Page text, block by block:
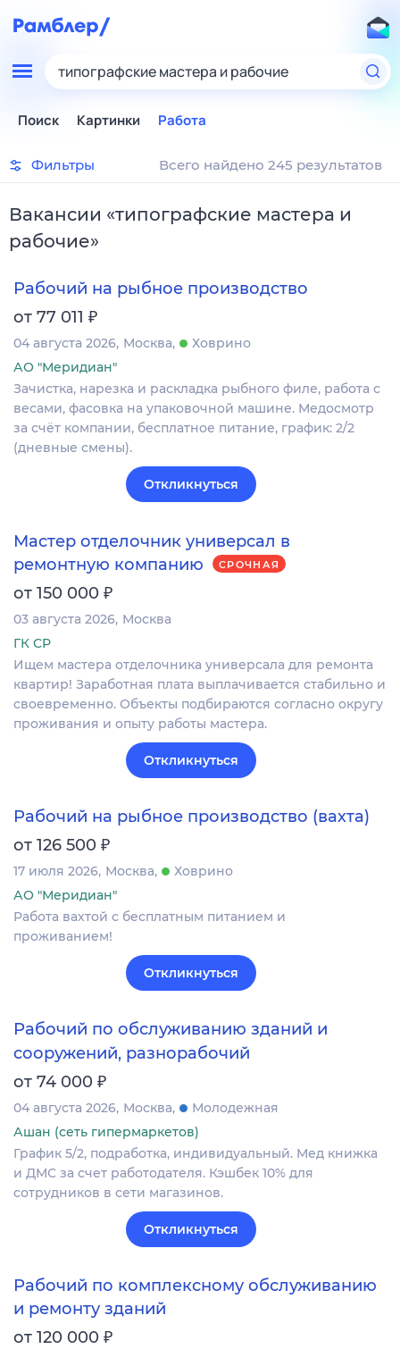
типографские мастера и рабочие
Поиск Картинки Работа
Фильтры Всего найдено 245 результатов
Вакансии «типографские мастера и
рабочие»
Рабочий на рыбное производство
от 77 011 ₽
04 августа 2026 Москва
Ховрино
АО "Меридиан"
Зачистка, нарезка и раскладка рыбного филе, работа с
весами, фасовка на упаковочной машине. Медосмотр
за счёт компании, бесплатное питание, график: 2/2
(дневные смены).
Откликнуться
Мастер отделочник универсал в
ремонтную компанию
СРОЧНАЯ
от 150 000 ₽
03 августа 2026 Москва
ГК СР
Ищем мастера отделочника универсала для ремонта
квартир! Заработная плата выплачивается стабильно и
своевременно. Объекты подбираются согласно округу
проживания и опыту работы мастера.
Откликнуться
Рабочий на рыбное производство (вахта)
от 126 500 ₽
17 июля 2026 Москва
Ховрино
АО "Меридиан"
Работа вахтой с бесплатным питанием и
проживанием!
Откликнуться
Рабочий по обслуживанию зданий и
сооружений, разнорабочий
от 74 000 ₽
04 августа 2026 Москва
Молодежная
Ашан (сеть гипермаркетов)
График 5/2, подработка, индивидуальный. Мед книжка
и ДМС за счет работодателя. Кэшбек 10% для
сотрудников в сети магазинов.
Откликнуться
Рабочий по комплексному обслуживанию
и ремонту зданий
от 120 000 ₽